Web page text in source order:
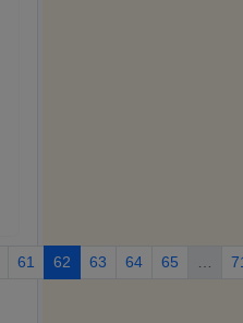
61 62 63 64 65